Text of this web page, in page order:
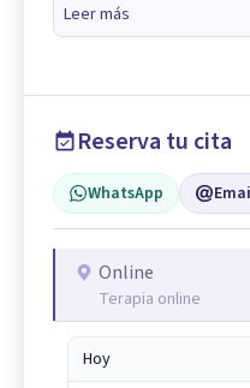
Leer más
Reserva tu cita
WhatsApp
Online
Terapia online
Hoy